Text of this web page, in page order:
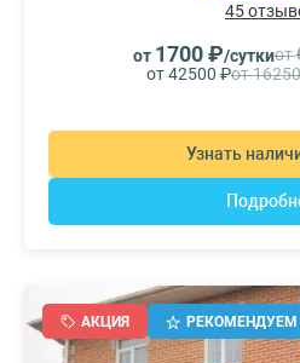
45
от 1700 ₽/суткиот
от 42500 ₽от
Узнать
АКЦИЯ РЕКОМЕНДУЕМ